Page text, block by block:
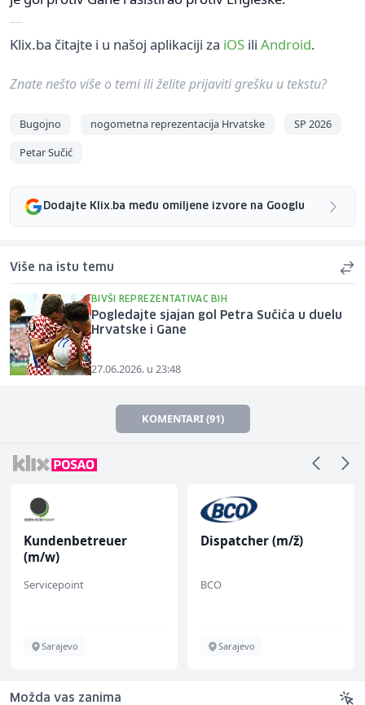
Klix.ba čitajte i u našoj aplikaciji za iOS ili Android.
Znate nešto više o temi ili želite prijaviti grešku u tekstu?
Bugojno nogometna reprezentacija Hrvatske
SP 2026
Petar Sučić
Dodajte Klix.ba među omiljene izvore na Googlu
Više na istu temu
BIVŠI REPREZENTATIVAC BIH
Pogledajte sjajan gol Petra Sučića u duelu
Hrvatske i Gane
27.06.2026. u 23:48
KOMENTARI (91)
Kundenbetreuer
(m/w)
Servicepoint
Sarajevo
Dispatcher (m/ž)
BCO
Sarajevo
Možda vas zanima